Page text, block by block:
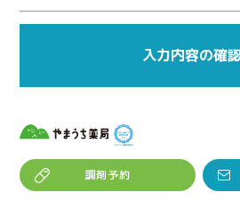
調剤予約